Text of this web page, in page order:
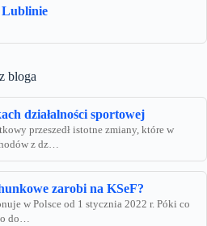
bloga
działalności sportowej
przeszedł istotne zmiany, które w
z dz…
zarobi na KSeF?
w Polsce od 1 stycznia 2022 r. Póki co
do…